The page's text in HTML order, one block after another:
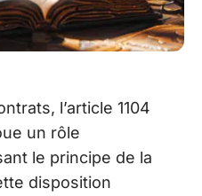
l’article 1104
un rôle
le principe de la
disposition